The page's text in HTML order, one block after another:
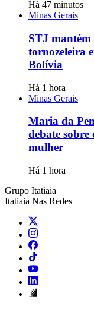
Há 47 minutos
Minas Gerais
STJ mantém
tornozeleira
Bolívia
Há 1 hora
Minas Gerais
Maria da
debate
mulher
Há 1 hora
Grupo Itatiaia
Itatiaia Nas Redes